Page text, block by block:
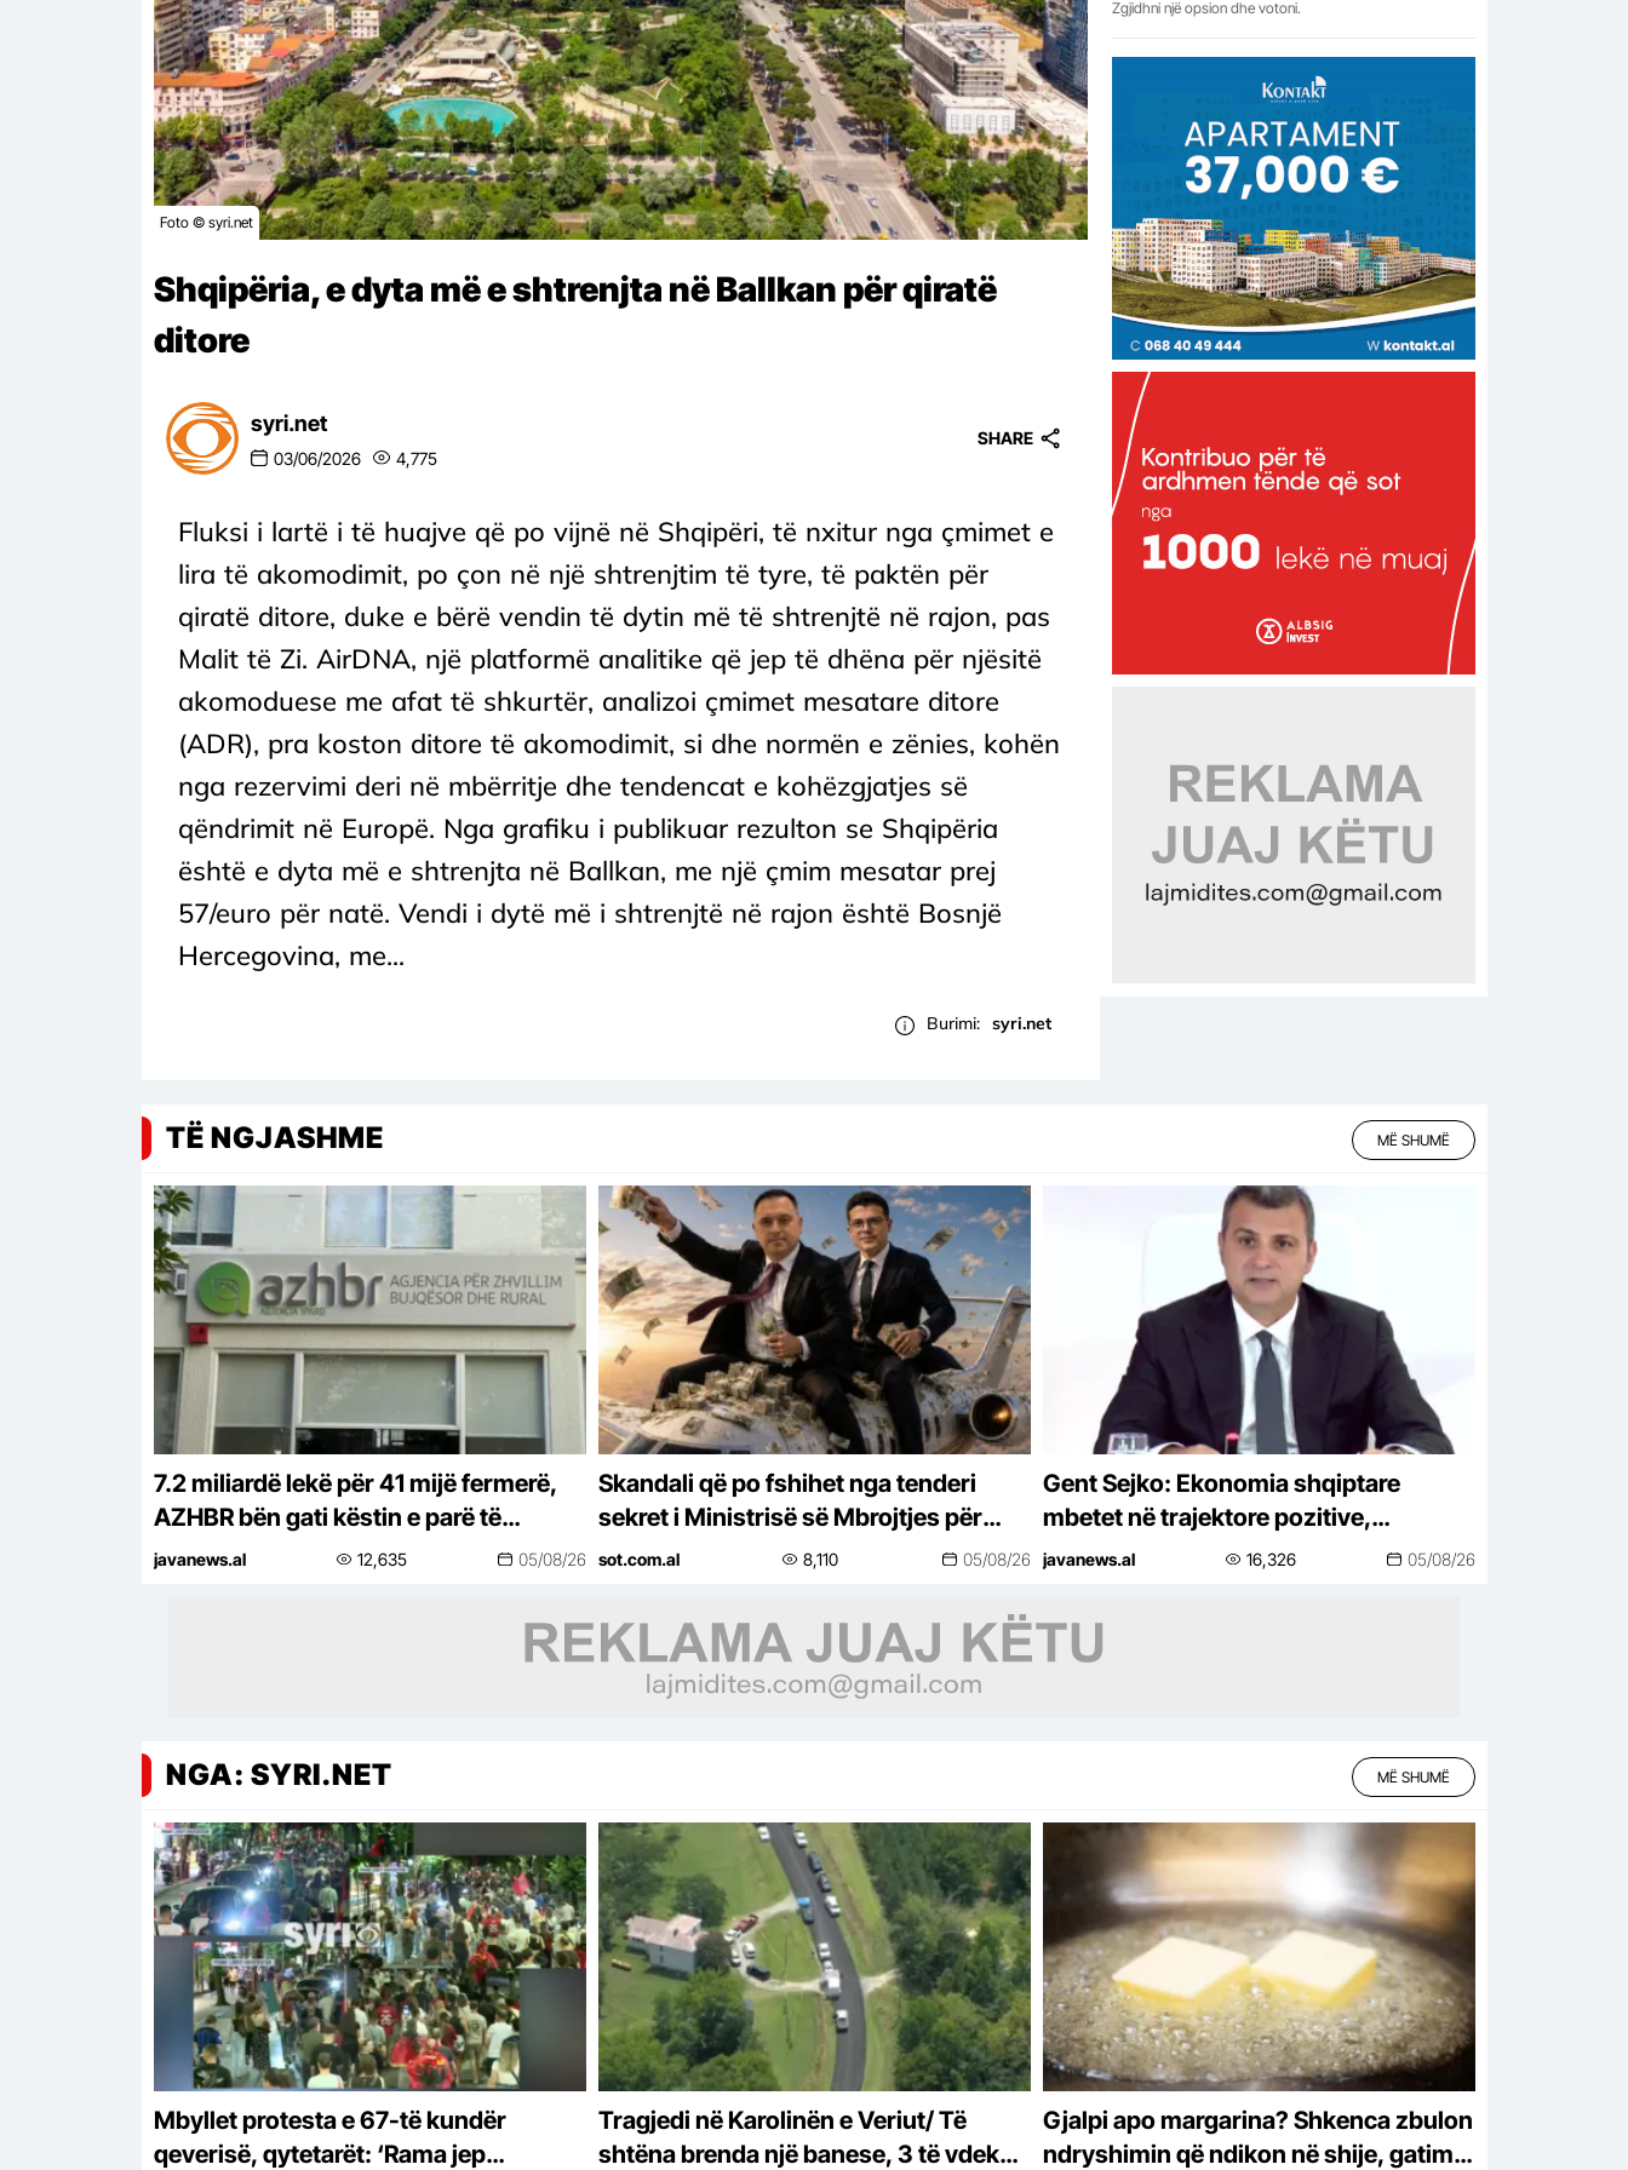
Foto © syri.net
Shqipëria, e dyta më e shtrenjta në Ballkan për qiratë
ditore
syri.net
03/06/2026 4,775
SHARE
Fluksi i lartë i të huajve që po vijnë në Shqipëri, të nxitur nga çmimet e
lira të akomodimit, po çon në një shtrenjtim të tyre, të paktën për
qiratë ditore, duke e bërë vendin të dytin më të shtrenjtë në rajon, pas
Malit të Zi. AirDNA, një platformë analitike që jep të dhëna për njësitë
akomoduese me afat të shkurtër, analizoi çmimet mesatare ditore
(ADR), pra koston ditore të akomodimit, si dhe normën e zënies, kohën
nga rezervimi deri në mbërritje dhe tendencat e kohëzgjatjes së
qëndrimit në Europë. Nga grafiku i publikuar rezulton se Shqipëria
është e dyta më e shtrenjta në Ballkan, me një çmim mesatar prej
57/euro për natë. Vendi i dytë më i shtrenjtë në rajon është Bosnjë
Hercegovina, me...
Burimi: syri.net
Zgjidhni një opsion dhe votoni.
TË NGJASHME MË SHUMË
7.2 miliardë lekë për 41 mijë fermerë,
AZHBR bën gati këstin e parë të
subvencioneve
javanews.al 12,635 05/08/26
Skandali që po fshihet nga tenderi
sekret i Ministrisë së Mbrojtjes për
avionët e zjarreve, fiton kompania e
sot.com.al 8,110 05/08/26
Gent Sejko: Ekonomia shqiptare
mbetet në trajektore pozitive,
inflacioni pranë objektivit të Bankës së
javanews.al 16,326 05/08/26
NGA: SYRI.NET MË SHUMË
Mbyllet protesta e 67-të kundër
qeverisë, qytetarët: ‘Rama jep
Tragjedi në Karolinën e Veriut/ Të
shtëna brenda një banese, 3 të vdekur
Gjalpi apo margarina? Shkenca zbulon
ndryshimin që ndikon në shije, gatim